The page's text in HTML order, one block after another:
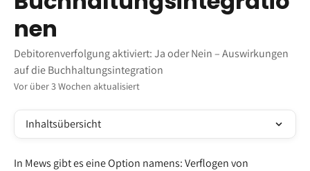
nen
Debitorenverfolgung aktiviert: Ja oder Nein – Auswirkungen
auf die Buchhaltungsintegration
Vor über 3 Wochen aktualisiert
Inhaltsübersicht
In Mews gibt es eine Option namens: Verflogen von